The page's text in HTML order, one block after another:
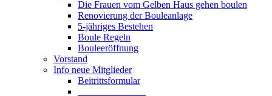
Die Frauen vom Gelben Haus gehen boulen
Renovierung der Bouleanlage
5-jähriges Bestehen
Boule Regeln
Bouleeröffnung
Vorstand
Info neue Mitglieder
Beitrittsformular